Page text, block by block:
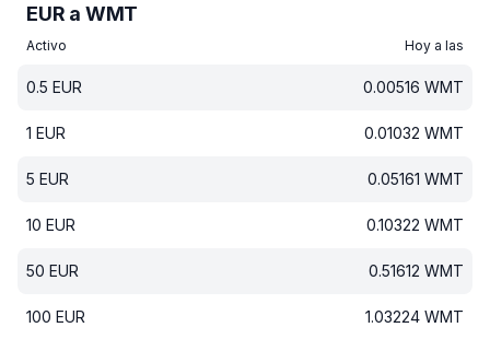
EUR a WMT
Activo Hoy a las
0.5 EUR 0.00516 WMT
1 EUR 0.01032 WMT
5 EUR 0.05161 WMT
10 EUR 0.10322 WMT
50 EUR 0.51612 WMT
100 EUR 1.03224 WMT